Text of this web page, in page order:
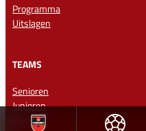
Programma
Uitslagen
TEAMS
Senioren
Junioren
Pupillen